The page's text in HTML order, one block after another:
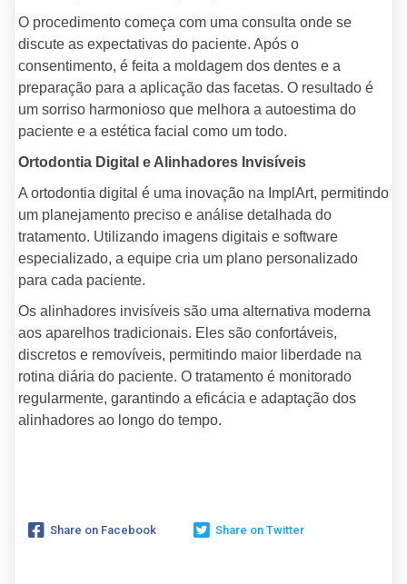
O procedimento começa com uma consulta onde se
discute as expectativas do paciente. Após o
consentimento, é feita a moldagem dos dentes e a
preparação para a aplicação das facetas. O resultado é
um sorriso harmonioso que melhora a autoestima do
paciente e a estética facial como um todo.
Ortodontia Digital e Alinhadores Invisíveis
A ortodontia digital é uma inovação na ImplArt, permitindo
um planejamento preciso e análise detalhada do
tratamento. Utilizando imagens digitais e software
especializado, a equipe cria um plano personalizado
para cada paciente.
Os alinhadores invisíveis são uma alternativa moderna
aos aparelhos tradicionais. Eles são confortáveis,
discretos e removíveis, permitindo maior liberdade na
rotina diária do paciente. O tratamento é monitorado
regularmente, garantindo a eficácia e adaptação dos
alinhadores ao longo do tempo.
Share on Facebook Share on Twitter